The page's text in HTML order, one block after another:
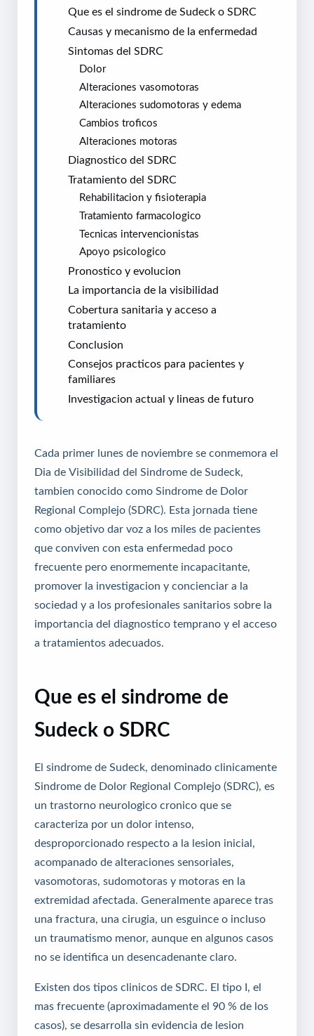
Que es el sindrome de Sudeck o SDRC
Causas y mecanismo de la enfermedad
Sintomas del SDRC
Dolor
Alteraciones vasomotoras
Alteraciones sudomotoras y edema
Cambios troficos
Alteraciones motoras
Diagnostico del SDRC
Tratamiento del SDRC
Rehabilitacion y fisioterapia
Tratamiento farmacologico
Tecnicas intervencionistas
Apoyo psicologico
Pronostico y evolucion
La importancia de la visibilidad
Cobertura sanitaria y acceso a
tratamiento
Conclusion
Consejos practicos para pacientes y
familiares
Investigacion actual y lineas de futuro
Cada primer lunes de noviembre se conmemora el
Dia de Visibilidad del Sindrome de Sudeck,
tambien conocido como Sindrome de Dolor
Regional Complejo (SDRC). Esta jornada tiene
como objetivo dar voz a los miles de pacientes
que conviven con esta enfermedad poco
frecuente pero enormemente incapacitante,
promover la investigacion y concienciar a la
sociedad y a los profesionales sanitarios sobre la
importancia del diagnostico temprano y el acceso
a tratamientos adecuados.
Que es el sindrome de
Sudeck o SDRC
El sindrome de Sudeck, denominado clinicamente
Sindrome de Dolor Regional Complejo (SDRC), es
un trastorno neurologico cronico que se
caracteriza por un dolor intenso,
desproporcionado respecto a la lesion inicial,
acompanado de alteraciones sensoriales,
vasomotoras, sudomotoras y motoras en la
extremidad afectada. Generalmente aparece tras
una fractura, una cirugia, un esguince o incluso
un traumatismo menor, aunque en algunos casos
no se identifica un desencadenante claro.
Existen dos tipos clinicos de SDRC. El tipo I, el
mas frecuente (aproximadamente el 90 % de los
casos), se desarrolla sin evidencia de lesion